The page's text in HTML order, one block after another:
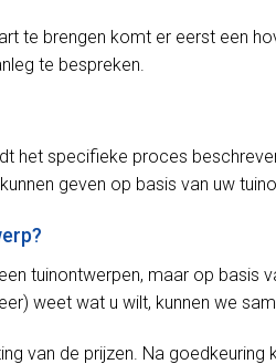
te brengen komt er eerst een
te bespreken.
het specifieke proces
geven op basis van uw
tuinontwerpen, maar op basis
weet wat u wilt, kunnen we
van de prijzen. Na goedkeuring